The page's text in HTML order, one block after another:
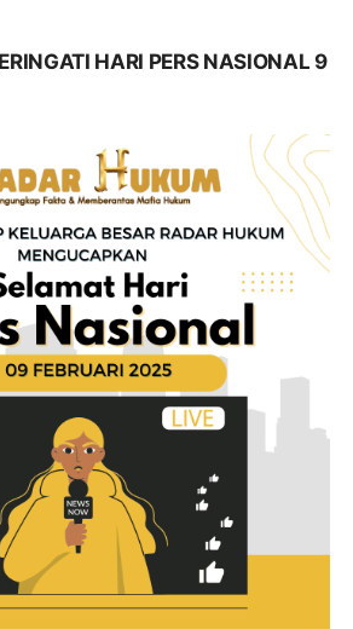
HARI PERS NASIONAL 9